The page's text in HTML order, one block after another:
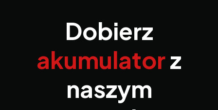
Dobierz
akumulatorz
naszym